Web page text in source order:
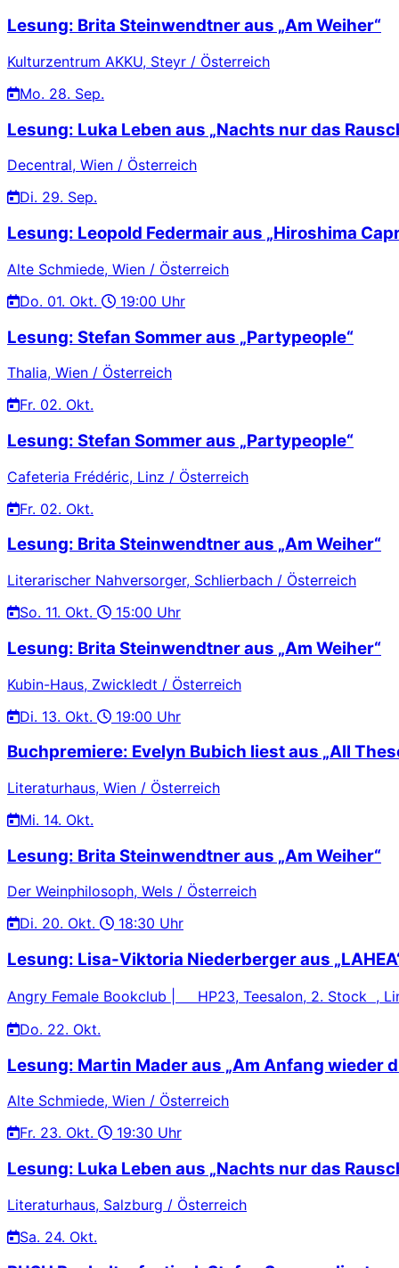
Lesung: Brita Steinwendtner aus „Am Weiher“
Kulturzentrum AKKU, Steyr / Österreich
Mo. 28. Sep.
Lesung: Luka Leben aus „Nachts nur das
Decentral, Wien / Österreich
Di. 29. Sep.
Lesung: Leopold Federmair aus „Hiroshima
Alte Schmiede, Wien / Österreich
Do. 01. Okt. 19:00 Uhr
Lesung: Stefan Sommer aus „Partypeople“
Thalia, Wien / Österreich
Fr. 02. Okt.
Lesung: Stefan Sommer aus „Partypeople“
Cafeteria Frédéric, Linz / Österreich
Fr. 02. Okt.
Lesung: Brita Steinwendtner aus „Am Weiher“
Literarischer Nahversorger, Schlierbach / Österreich
So. 11. Okt. 15:00 Uhr
Lesung: Brita Steinwendtner aus „Am Weiher“
Kubin-Haus, Zwickledt / Österreich
Di. 13. Okt. 19:00 Uhr
Buchpremiere: Evelyn Bubich liest aus „All
Literaturhaus, Wien / Österreich
Mi. 14. Okt.
Lesung: Brita Steinwendtner aus „Am Weiher“
Der Weinphilosoph, Wels / Österreich
Di. 20. Okt. 18:30 Uhr
Lesung: Lisa-Viktoria Niederberger aus
Angry Female Bookclub | HP23, Teesalon, 2. Stock ,
Do. 22. Okt.
Lesung: Martin Mader aus „Am Anfang wieder
Alte Schmiede, Wien / Österreich
Fr. 23. Okt. 19:30 Uhr
Lesung: Luka Leben aus „Nachts nur das
Literaturhaus, Salzburg / Österreich
Sa. 24. Okt.